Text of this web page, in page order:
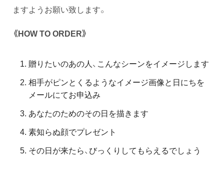
ますようお願い致します。
《HOW TO ORDER》
贈りたいのあの人、こんなシーンをイメージします
相手がピンとくるようなイメージ画像と日にちを
メールにてお申込み
あなたのためのその日を描きます
素知らぬ顔でプレゼント
その日が来たら、びっくりしてもらえるでしょう